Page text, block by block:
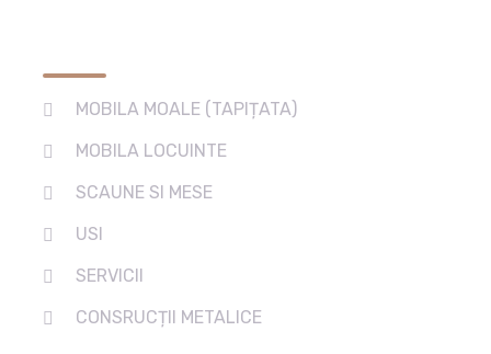
MOBILA MOALE (TAPIȚATA)
MOBILA LOCUINTE
SCAUNE SI MESE
USI
SERVICII
CONSRUCȚII METALICE